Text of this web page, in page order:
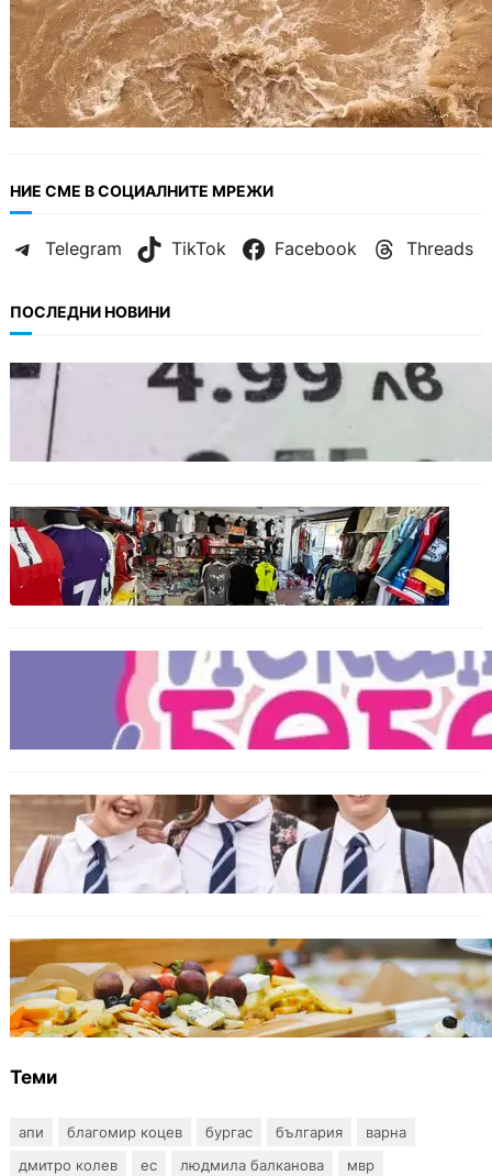
НИЕ СМЕ В СОЦИАЛНИТЕ МРЕЖИ
Telegram TikTok Facebook Threads
ПОСЛЕДНИ НОВИНИ
БЪЛГАРИЯ
Левът изчезва от етикетите: Търговците
БЪЛГАРИЯ
Иззеха фалшиви стоки за близо 650 000
евро при акция във Варна и „Златни
пясъци“
Инвитро подкрепата под въпрос? „Искам
бебе“ се обяви срещу прехвърлянето на
Центъра към НЗОК
ИКОНОМИКА
Колко ще струват училищните униформи
във Варна тази година
От август се променят осигурителните
вноски за седем икономически дейности
Теми
апи благомир коцев бургас българия
варна
дмитро колев
ес людмила балканова
мвр